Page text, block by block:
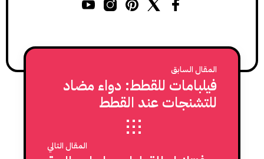
المقال السابق
فيلبامات للقطط: دواء مضاد
للتشنجات عند القطط
المقال التالي